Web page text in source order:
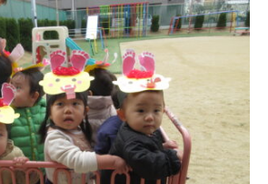
明
善
学
園
幼
保